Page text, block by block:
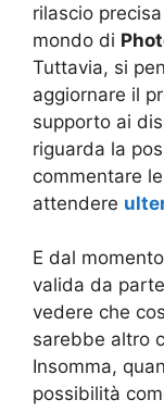
rilascio
mondo di
Tuttavia, si
aggiornare il
supporto ai
riguarda la
commentare
attendere
E dal
valida da
vedere che
sarebbe altro
Insomma,
possibilità